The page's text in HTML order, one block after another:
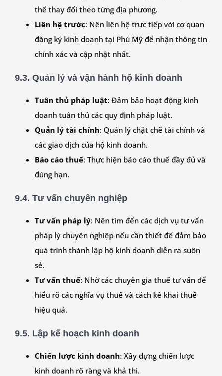
thể thay đổi theo từng địa phương.
Liên hệ trước: Nên liên hệ trực tiếp với cơ quan
đăng ký kinh doanh tại Phú Mỹ để nhận thông tin
chính xác và cập nhật nhất.
9.3. Quản lý và vận hành hộ kinh doanh
Tuân thủ pháp luật: Đảm bảo hoạt động kinh
doanh tuân thủ các quy định pháp luật.
Quản lý tài chính: Quản lý chặt chẽ tài chính và
các giao dịch của hộ kinh doanh.
Báo cáo thuế: Thực hiện báo cáo thuế đầy đủ và
đúng hạn.
9.4. Tư vấn chuyên nghiệp
Tư vấn pháp lý: Nên tìm đến các dịch vụ tư vấn
pháp lý chuyên nghiệp nếu cần thiết để đảm bảo
quá trình thành lập hộ kinh doanh diễn ra suôn
sẻ.
Tư vấn thuế: Nhờ các chuyên gia thuế tư vấn để
hiểu rõ các nghĩa vụ thuế và cách kê khai thuế
hiệu quả.
9.5. Lập kế hoạch kinh doanh
Chiến lược kinh doanh: Xây dựng chiến lược
kinh doanh rõ ràng và khả thi.